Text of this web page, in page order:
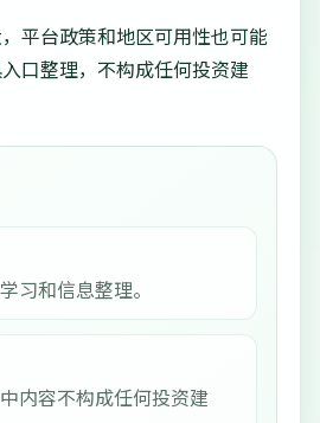
平台政策和地区可用性也可能
口整理，不构成任何投资建
习和信息整理。
内容不构成任何投资建